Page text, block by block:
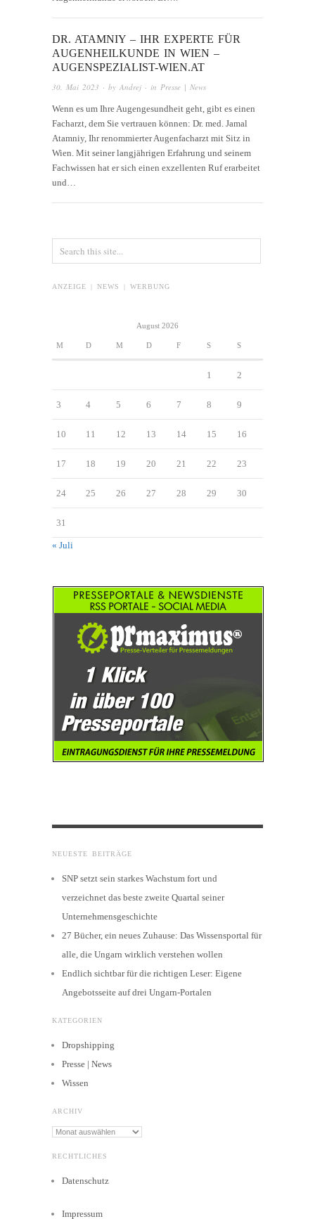
DR. ATAMNIY – IHR EXPERTE FÜR
AUGENHEILKUNDE IN WIEN –
AUGENSPEZIALIST-WIEN.AT
30. Mai 2023 · by Andrej · in Presse | News
Wenn es um Ihre Augengesundheit geht, gibt es einen
Facharzt, dem Sie vertrauen können: Dr. med. Jamal
Atamniy, Ihr renommierter Augenfacharzt mit Sitz in
Wien. Mit seiner langjährigen Erfahrung und seinem
Fachwissen hat er sich einen exzellenten Ruf erarbeitet
und…
ANZEIGE | NEWS | WERBUNG
August 2026
M D M D F S S
1 2
3 4 5 6 7 8 9
10 11 12 13 14 15 16
17 18 19 20 21 22 23
24 25 26 27 28 29 30
31
« Juli
NEUESTE BEITRÄGE
SNP setzt sein starkes Wachstum fort und
verzeichnet das beste zweite Quartal seiner
Unternehmensgeschichte
27 Bücher, ein neues Zuhause: Das Wissensportal für
alle, die Ungarn wirklich verstehen wollen
Endlich sichtbar für die richtigen Leser: Eigene
Angebotsseite auf drei Ungarn-Portalen
KATEGORIEN
Dropshipping
Presse | News
Wissen
ARCHIV
Archiv
RECHTLICHES
Datenschutz
Impressum